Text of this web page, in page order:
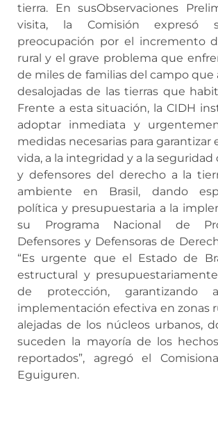
tierra. En susObservaciones
visita, la Comisión expresó
preocupación por el incremento
rural y el grave problema que
de miles de familias del campo que
desalojadas de las tierras que
Frente a esta situación, la CIDH
adoptar inmediata y
medidas necesarias para garantizar
vida, a la integridad y a la seguridad
y defensores del derecho a la
ambiente en Brasil, dando
política y presupuestaria a la
su Programa Nacional de
Defensores y Defensoras de
“Es urgente que el Estado de
estructural y
de protección, garantizando
implementación efectiva en zonas
alejadas de los núcleos urbanos,
suceden la mayoría de los
reportados”, agregó el
Eguiguren.